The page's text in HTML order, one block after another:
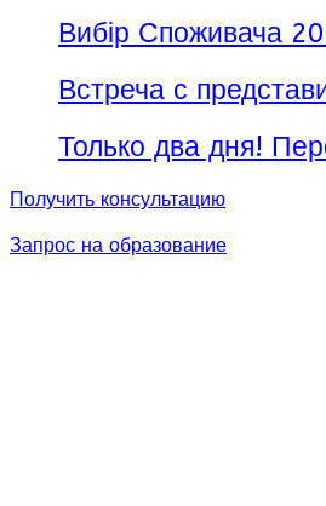
Вибір Споживача
Встреча с
Только два дня!
Получить консультацию
Запрос на образование